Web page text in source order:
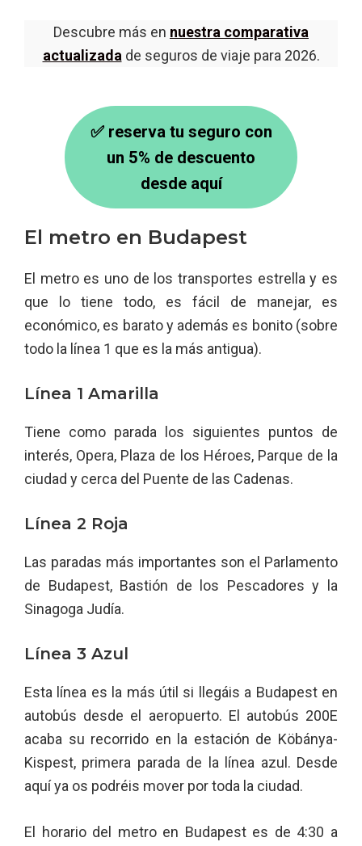
Descubre más en nuestra comparativa
actualizada de seguros de viaje para 2026.
✅ reserva tu seguro con
un 5% de descuento
desde aquí
El metro en Budapest
El metro es uno de los transportes estrella y es
que lo tiene todo, es fácil de manejar, es
económico, es barato y además es bonito (sobre
todo la línea 1 que es la más antigua).
Línea 1 Amarilla
Tiene como parada los siguientes puntos de
interés, Opera, Plaza de los Héroes, Parque de la
ciudad y cerca del Puente de las Cadenas.
Línea 2 Roja
Las paradas más importantes son el Parlamento
de Budapest, Bastión de los Pescadores y la
Sinagoga Judía.
Línea 3 Azul
Esta línea es la más útil si llegáis a Budapest en
autobús desde el aeropuerto. El autobús 200E
acaba su recorrido en la estación de Köbánya-
Kispest, primera parada de la línea azul. Desde
aquí ya os podréis mover por toda la ciudad.
El horario del metro en Budapest es de 4:30 a